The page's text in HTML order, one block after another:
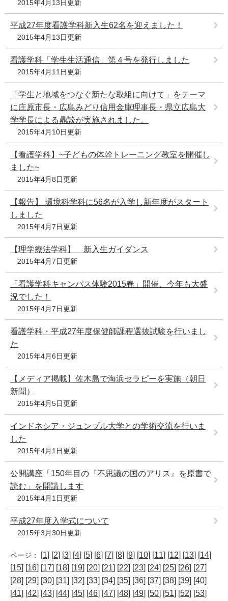
2015年4月13日更新
平成27年度看護学科新入生62名を迎えました！
2015年4月13日更新
看護学科「学生生活通信」第４号を発行しました
2015年4月11日更新
「学生と地域をつなぐ新たな取組に向けて」をテーマ
に庄原市長・広島みどり信用金庫理事長・県立広島大
学学長による鼎談が実施されました。
2015年4月10日更新
【看護学科】~子どもの体幹トレーニング教室を開催し
ました~
2015年4月8日更新
【報告】 環境科学科に56名が入学し新年度がスタート
しました
2015年4月7日更新
【理学療法学科】 新入生ガイダンス
2015年4月7日更新
「看護学科キャンパス体験2015春」開催、今年も大盛
況でした！
2015年4月7日更新
看護学科・平成27年度保健師課程選抜試験を行いまし
た
2015年4月6日更新
【メディア掲載】佐木島で海浜セラピーを実施（朝日
新聞）
2015年4月5日更新
インドネシア・ジュンブル大学との学術交流を行いま
した
2015年4月1日更新
公開講座「150年目の『不思議の国のアリス』を原書で
読む」を開講します
2015年4月1日更新
平成27年度入学式について
2015年3月30日更新
ページ： [1] [2] [3] [4] [5] [6] [7] [8] [9] [10] [11] [12] [13] [14]
[15] [16] [17] [18] [19] [20] [21] [22] [23] [24] [25] [26] [27]
[28] [29] [30] [31] [32] [33] [34] [35] [36] [37] [38] [39] [40]
[41] [42] [43] [44] [45] [46] [47] [48] [49] [50] [51] [52] [53]